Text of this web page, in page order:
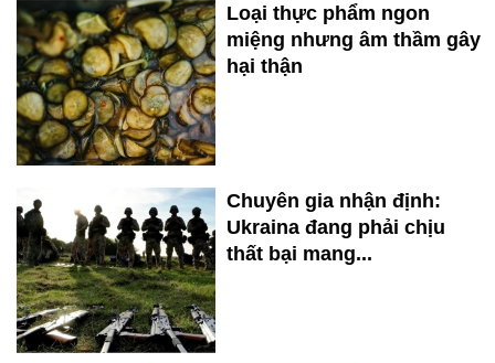
Loại thực phẩm ngon
miệng nhưng âm thầm gây
hại thận
Chuyên gia nhận định:
Ukraina đang phải chịu
thất bại mang...